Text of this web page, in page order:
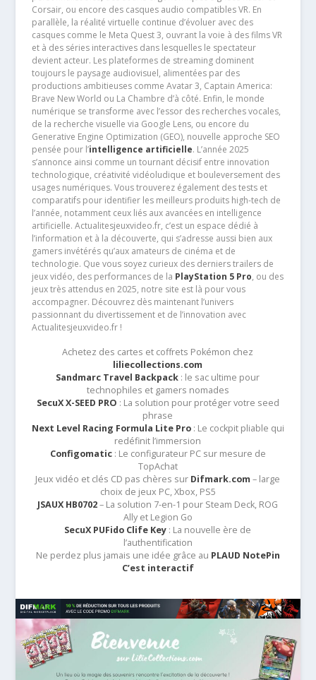
Corsair, ou encore des casques audio compatibles VR. En
parallèle, la réalité virtuelle continue d’évoluer avec des
casques comme le Meta Quest 3, ouvrant la voie à des films VR
et à des séries interactives dans lesquelles le spectateur
devient acteur. Les plateformes de streaming dominent
toujours le paysage audiovisuel, alimentées par des
productions ambitieuses comme Avatar 3, Captain America:
Brave New World ou La Chambre d’à côté. Enfin, le monde
numérique se transforme avec l’essor des recherches vocales,
de la recherche visuelle via Google Lens, ou encore du
Generative Engine Optimization (GEO), nouvelle approche SEO
pensée pour l’intelligence artificielle. L’année 2025
s’annonce ainsi comme un tournant décisif entre innovation
technologique, créativité vidéoludique et bouleversement des
usages numériques. Vous trouverez également des tests et
comparatifs pour identifier les meilleurs produits high-tech de
l’année, notamment ceux liés aux avancées en intelligence
artificielle. Actualitesjeuxvideo.fr, c’est un espace dédié à
l’information et à la découverte, qui s’adresse aussi bien aux
gamers invétérés qu’aux amateurs de cinéma et de
technologie. Que vous soyez curieux des derniers trailers de
jeux vidéo, des performances de la PlayStation 5 Pro, ou des
jeux très attendus en 2025, notre site est là pour vous
accompagner. Découvrez dès maintenant l’univers
passionnant du divertissement et de l’innovation avec
Actualitesjeuxvideo.fr !
Achetez des cartes et coffrets Pokémon chez
liliecollections.com
Sandmarc Travel Backpack : le sac ultime pour
technophiles et gamers nomades
SecuX X-SEED PRO : La solution pour protéger votre seed
phrase
Next Level Racing Formula Lite Pro: Le cockpit pliable qui
redéfinit l’immersion
Configomatic: Le configurateur PC sur mesure de
TopAchat
Jeux vidéo et clés CD pas chères sur Difmark.com – large
choix de jeux PC, Xbox, PS5
JSAUX HB0702– La solution 7-en-1 pour Steam Deck, ROG
Ally et Legion Go
SecuX PUFido Clife Key : La nouvelle ère de
l’authentification
Ne perdez plus jamais une idée grâce au PLAUD NotePin
C’est interactif